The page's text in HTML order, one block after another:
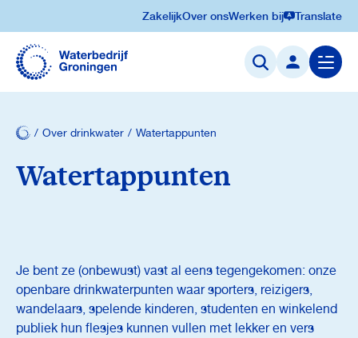
Navigatie
overslaan
ZakelijkOver onsWerken bij Translate
Menu
openen
Over drinkwater Watertappunten
Watertappunten
Je bent ze (onbewust) vast al eens tegengekomen: onze
openbare drinkwaterpunten waar sporters, reizigers,
wandelaars, spelende kinderen, studenten en winkelend
publiek hun flesjes kunnen vullen met lekker en vers